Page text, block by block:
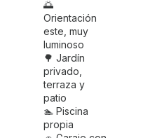
🌅
Orientación
este, muy
luminoso
🌳 Jardín
privado,
terraza y
patio
🏊 Piscina
propia